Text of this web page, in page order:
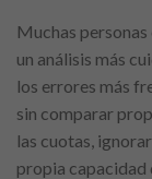
Muchas
un análisis más
los errores más
sin comparar
las cuotas,
propia capacidad